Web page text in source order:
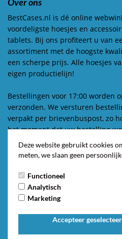
BestCases.nl is dé online
voordeligste hoesjes en
tablets. Bij ons profiteert u van
assortiment met de hoogste
een scherpe prijs. Alle hoesjes
eigen productielijn!
Bestellingen voor 17:00 worden
verzonden. We versturen
verpakt per brievenbuspost, zo
het moment dat uw bestelling
Contact
Constructieweg 8A
3641 SB Mijdrecht
E-mail: klantenservice@bestcases.nl
Deze website gebruikt cookies
meten, we slaan geen
Functioneel
Analytisch
Marketing
Accepteer